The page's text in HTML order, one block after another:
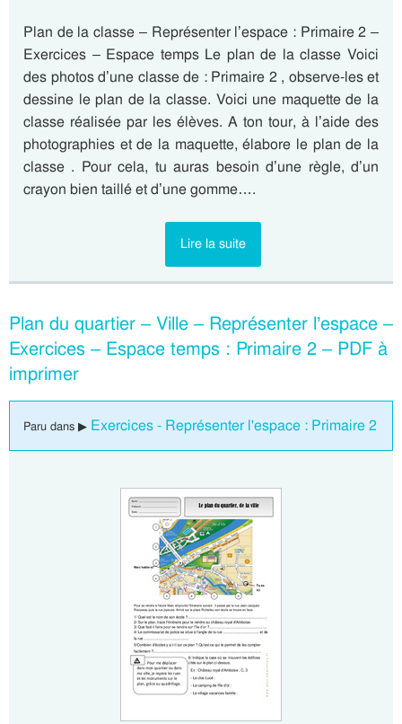
Plan de la classe – Représenter l’espace : Primaire 2 –
Exercices – Espace temps Le plan de la classe Voici
des photos d’une classe de : Primaire 2 , observe-les et
dessine le plan de la classe. Voici une maquette de la
classe réalisée par les élèves. A ton tour, à l’aide des
photographies et de la maquette, élabore le plan de la
classe . Pour cela, tu auras besoin d’une règle, d’un
crayon bien taillé et d’une gomme….
Lire la suite
Plan du quartier – Ville – Représenter l’espace –
Exercices – Espace temps : Primaire 2 – PDF à
imprimer
Paru dans ▶ Exercices - Représenter l'espace : Primaire 2